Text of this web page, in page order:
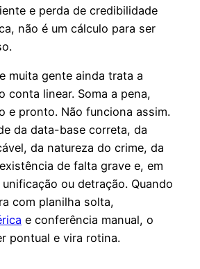
e perda de credibilidade
não é um cálculo para ser
muita gente ainda trata a
conta linear. Soma a pena,
e pronto. Não funciona assim.
da data-base correta, da
da natureza do crime, da
de falta grave e, em
ou detração. Quando
com planilha solta,
e conferência manual, o
pontual e vira rotina.